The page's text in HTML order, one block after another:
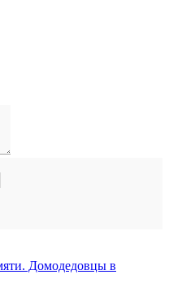
Домодедовцы в